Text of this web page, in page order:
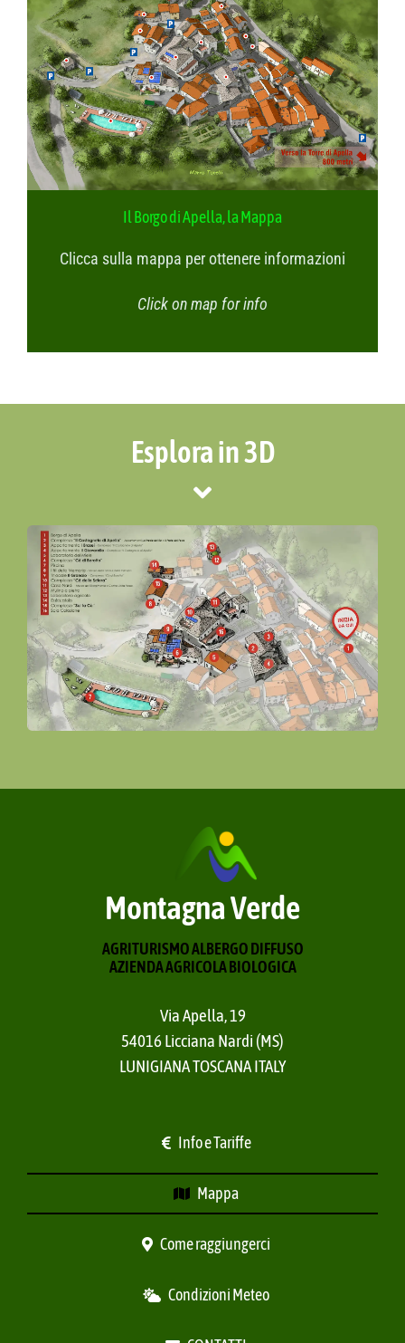
Visita in 3D
Ristorante
Servizi
Azienda agricola
Il Borgo di Apella, la Mappa
Clicca sulla mappa per ottenere informazioni
Click on map for info
Esplora in 3D
Montagna Verde
AGRITURISMO ALBERGO DIFFUSO
AZIENDA AGRICOLA BIOLOGICA
Via Apella, 19
54016 Licciana Nardi (MS)
LUNIGIANA TOSCANA ITALY
Info e Tariffe
Mappa
Come raggiungerci
Condizioni Meteo